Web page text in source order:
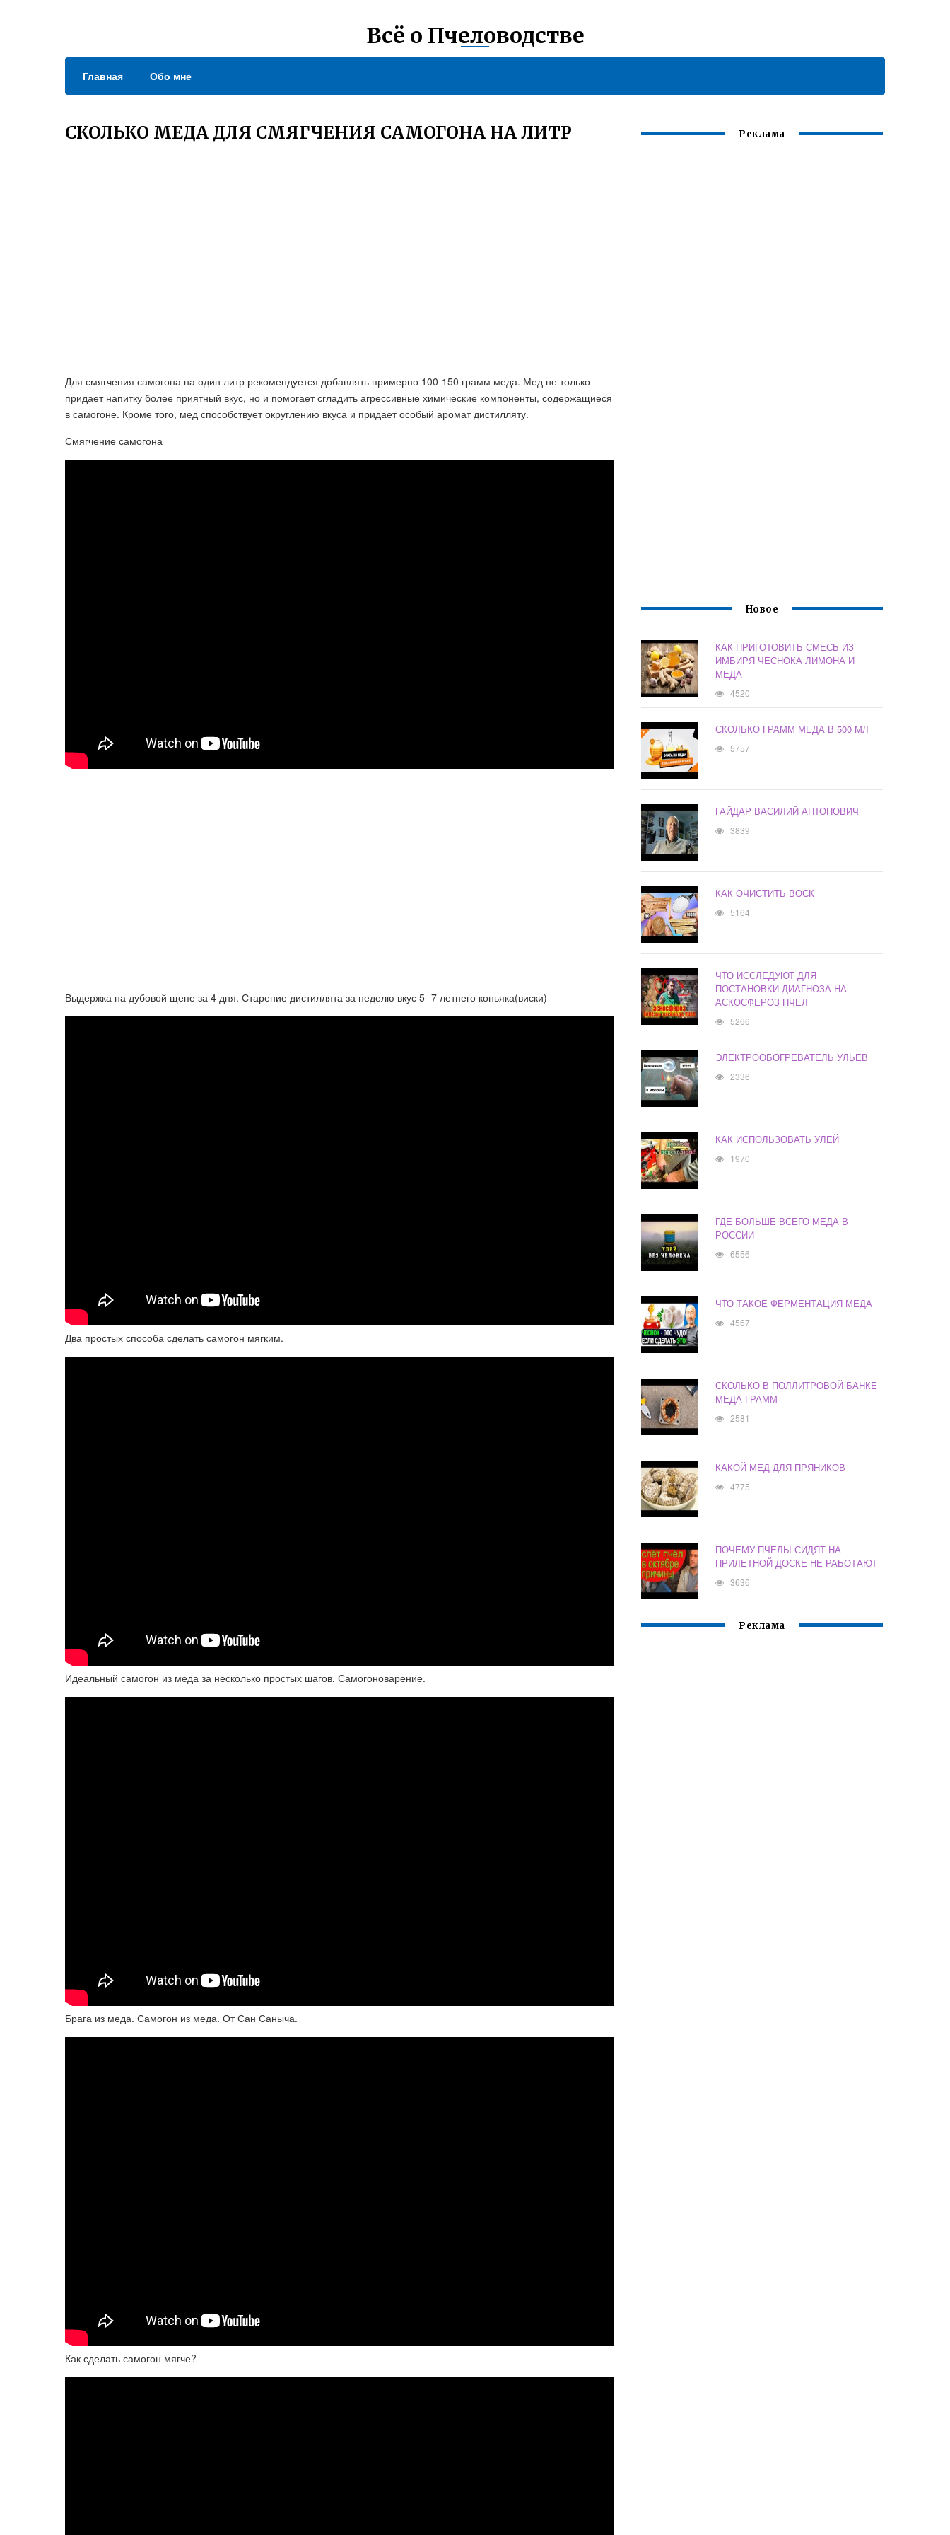
Всё о Пчеловодстве
Главная Обо мне
СКОЛЬКО МЕДА ДЛЯ СМЯГЧЕНИЯ САМОГОНА НА ЛИТР
Для смягчения самогона на один литр рекомендуется добавлять примерно 100-150 грамм меда. Мед не только
придает напитку более приятный вкус, но и помогает сгладить агрессивные химические компоненты, содержащиеся
в самогоне. Кроме того, мед способствует округлению вкуса и придает особый аромат дистилляту.
Смягчение самогона
Выдержка на дубовой щепе за 4 дня. Старение дистиллята за неделю вкус 5 -7 летнего коньяка(виски)
Два простых способа сделать самогон мягким.
Идеальный самогон из меда за несколько простых шагов. Самогоноварение.
Брага из меда. Самогон из меда. От Сан Саныча.
Как сделать самогон мягче?
Реклама
Новое
КАК ПРИГОТОВИТЬ СМЕСЬ ИЗ
ИМБИРЯ ЧЕСНОКА ЛИМОНА И
МЕДА
4520
СКОЛЬКО ГРАММ МЕДА В 500 МЛ
5757
ГАЙДАР ВАСИЛИЙ АНТОНОВИЧ
3839
КАК ОЧИСТИТЬ ВОСК
5164
ЧТО ИССЛЕДУЮТ ДЛЯ
ПОСТАНОВКИ ДИАГНОЗА НА
АСКОСФЕРОЗ ПЧЕЛ
5266
ЭЛЕКТРООБОГРЕВАТЕЛЬ УЛЬЕВ
2336
КАК ИСПОЛЬЗОВАТЬ УЛЕЙ
1970
ГДЕ БОЛЬШЕ ВСЕГО МЕДА В
РОССИИ
6556
ЧТО ТАКОЕ ФЕРМЕНТАЦИЯ МЕДА
4567
СКОЛЬКО В ПОЛЛИТРОВОЙ БАНКЕ
МЕДА ГРАММ
2581
КАКОЙ МЕД ДЛЯ ПРЯНИКОВ
4775
ПОЧЕМУ ПЧЕЛЫ СИДЯТ НА
ПРИЛЕТНОЙ ДОСКЕ НЕ РАБОТАЮТ
3636
Реклама